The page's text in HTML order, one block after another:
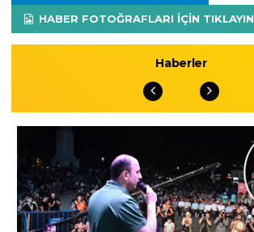
HABER FOTOĞRAFLARI IÇIN TIKLAYIN
Haberler